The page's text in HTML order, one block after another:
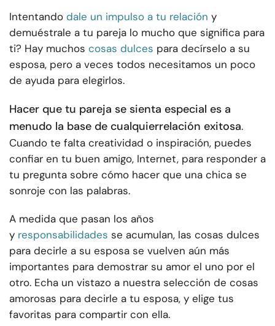
Intentando dale un impulso a tu relación y
demuéstrale a tu pareja lo mucho que significa para
ti? Hay muchos cosas dulces para decírselo a su
esposa, pero a veces todos necesitamos un poco
de ayuda para elegirlos.
Hacer que tu pareja se sienta especial es a
menudo la base de cualquierrelación exitosa.
Cuando te falta creatividad o inspiración, puedes
confiar en tu buen amigo, Internet, para responder a
tu pregunta sobre cómo hacer que una chica se
sonroje con las palabras.
A medida que pasan los años
y responsabilidades se acumulan, las cosas dulces
para decirle a su esposa se vuelven aún más
importantes para demostrar su amor el uno por el
otro. Echa un vistazo a nuestra selección de cosas
amorosas para decirle a tu esposa, y elige tus
favoritas para compartir con ella.